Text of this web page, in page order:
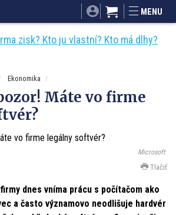
Mnamky-recepty.sk
MENU
zisk? Kto ju vlastní? Kto má dlhy?
Ekonomika
Máte vo firme
Microsoft
Tlačiť
dnes vníma prácu s počítačom ako
a často významovo neodlišuje hardvér